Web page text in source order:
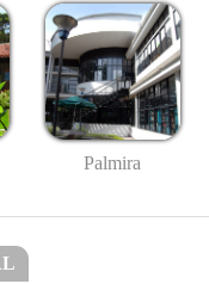
Palmira